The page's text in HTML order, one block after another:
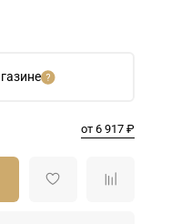
от 6 917 ₽